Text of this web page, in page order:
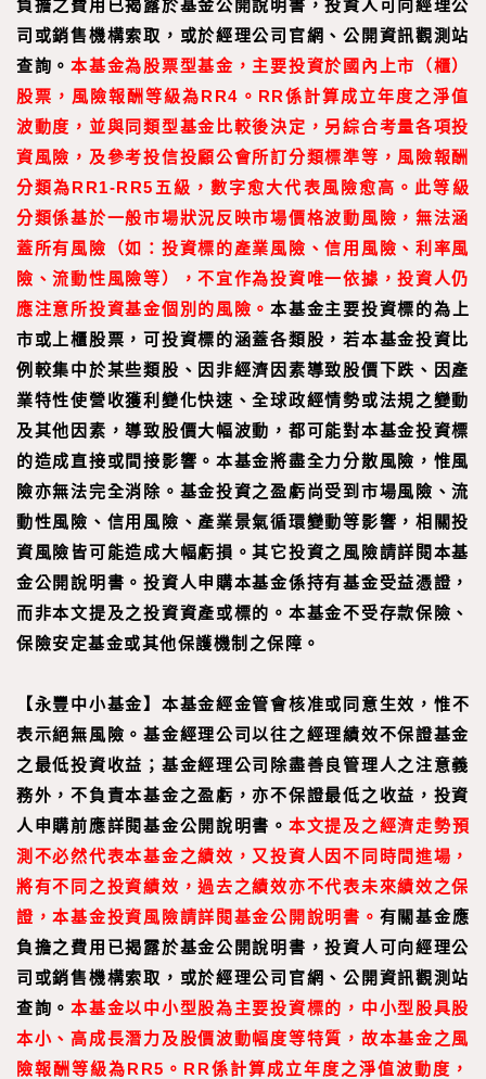
負擔之費用已揭露於基金公開說明書，投資人可向經理公
司或銷售機構索取，或於經理公司官網、公開資訊觀測站
查詢。本基金為股票型基金，主要投資於國內上市（櫃）
股票，風險報酬等級為RR4。RR係計算成立年度之淨值
波動度，並與同類型基金比較後決定，另綜合考量各項投
資風險，及參考投信投顧公會所訂分類標準等，風險報酬
分類為RR1-RR5五級，數字愈大代表風險愈高。此等級
分類係基於一般市場狀況反映市場價格波動風險，無法涵
蓋所有風險（如：投資標的產業風險、信用風險、利率風
險、流動性風險等），不宜作為投資唯一依據，投資人仍
應注意所投資基金個別的風險。本基金主要投資標的為上
市或上櫃股票，可投資標的涵蓋各類股，若本基金投資比
例較集中於某些類股、因非經濟因素導致股價下跌、因產
業特性使營收獲利變化快速、全球政經情勢或法規之變動
及其他因素，導致股價大幅波動，都可能對本基金投資標
的造成直接或間接影響。本基金將盡全力分散風險，惟風
險亦無法完全消除。基金投資之盈虧尚受到市場風險、流
動性風險、信用風險、產業景氣循環變動等影響，相關投
資風險皆可能造成大幅虧損。其它投資之風險請詳閱本基
金公開說明書。投資人申購本基金係持有基金受益憑證，
而非本文提及之投資資產或標的。本基金不受存款保險、
保險安定基金或其他保護機制之保障。
【永豐中小基金】 本基金經金管會核准或同意生效，惟不
表示絕無風險。基金經理公司以往之經理績效不保證基金
之最低投資收益；基金經理公司除盡善良管理人之注意義
務外，不負責本基金之盈虧，亦不保證最低之收益，投資
人申購前應詳閱基金公開說明書。 本文提及之經濟走勢預
測不必然代表本基金之績效，又投資人因不同時間進場，
將有不同之投資績效，過去之績效亦不代表未來績效之保
證，本基金投資風險請詳閱基金公開說明書。 有關基金應
負擔之費用已揭露於基金公開說明書，投資人可向經理公
司或銷售機構索取，或於經理公司官網、公開資訊觀測站
查詢。本基金以中小型股為主要投資標的，中小型股具股
本小、高成長潛力及股價波動幅度等特質，故本基金之風
險報酬等級為RR5。RR係計算成立年度之淨值波動度，